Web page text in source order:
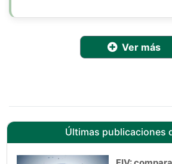
Ver más
Últimas publicaciones